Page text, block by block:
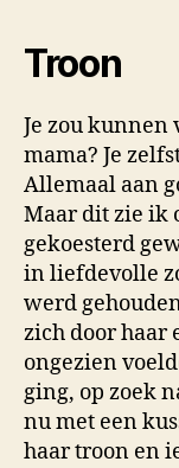
Troon
Je zou kunnen
mama? Je
Allemaal aan
Maar dit zie ik
gekoesterd
in liefdevolle
werd
zich door haar
ongezien
ging, op zoek
nu met een
haar troon en